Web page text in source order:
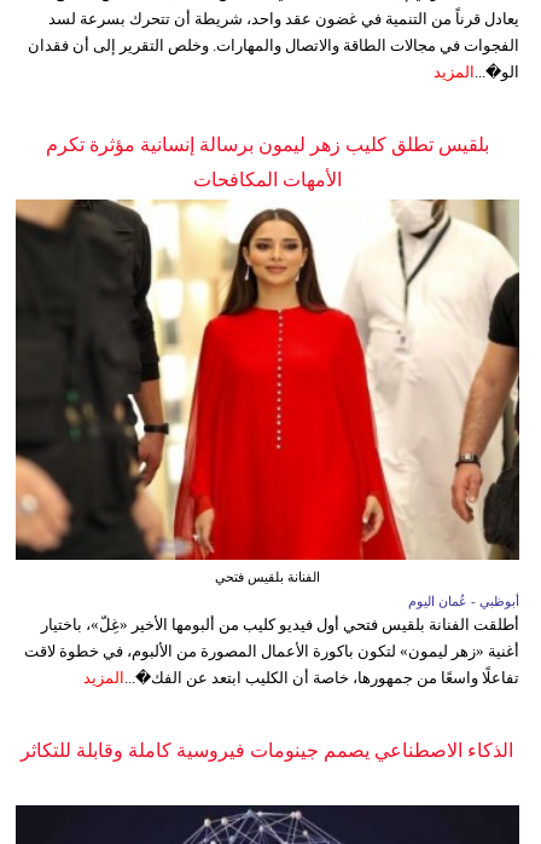
يعادل قرناً من التنمية في غضون عقد واحد، شريطة أن تتحرك بسرعة لسد
الفجوات في مجالات الطاقة والاتصال والمهارات. وخلص التقرير إلى أن فقدان
الو�... المزيد
بلقيس تطلق كليب زهر ليمون برسالة إنسانية مؤثرة تكرم
الأمهات المكافحات
الفنانة بلقيس فتحي
أبوظبي - عُمان اليوم
أطلقت الفنانة بلقيس فتحي أول فيديو كليب من ألبومها الأخير «غِلّ»، باختيار
أغنية «زهر ليمون» لتكون باكورة الأعمال المصورة من الألبوم، في خطوة لاقت
تفاعلًا واسعًا من جمهورها، خاصة أن الكليب ابتعد عن الفك�...
المزيد
الذكاء الاصطناعي يصمم جينومات فيروسية كاملة وقابلة للتكاثر